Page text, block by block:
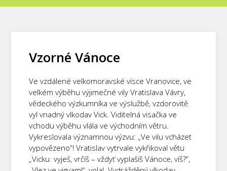
Vzorné Vánoce
Ve vzdálené velkomoravské vísce Vranovice, ve
velkém výběhu výjimečné vily Vratislava Vávry,
vědeckého výzkumníka ve výslužbě, vzdorovitě
vyl vnadný vlkodav Vick. Viditelná visačka ve
vchodu výběhu vlála ve východním větru.
Vykreslovala významnou výzvu: „Ve vilu vcházet
vypovězeno“! Vratislav vytrvale vykřikoval větu
„Vicku: vyješ, vrčíš – vždyť vyplašíš Vánoce, víš?“,